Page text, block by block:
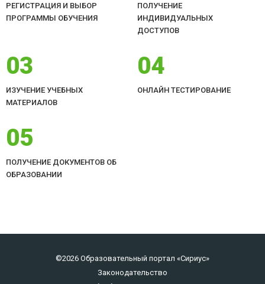
РЕГИСТРАЦИЯ И ВЫБОР
ПРОГРАММЫ ОБУЧЕНИЯ
ПОЛУЧЕНИЕ
ИНДИВИДУАЛЬНЫХ
ДОСТУПОВ
03
ИЗУЧЕНИЕ УЧЕБНЫХ
МАТЕРИАЛОВ
04
ОНЛАЙН ТЕСТИРОВАНИЕ
05
ПОЛУЧЕНИЕ ДОКУМЕНТОВ ОБ
ОБРАЗОВАНИИ
©2026 Образовательный портал «Сириус»
Законодательство